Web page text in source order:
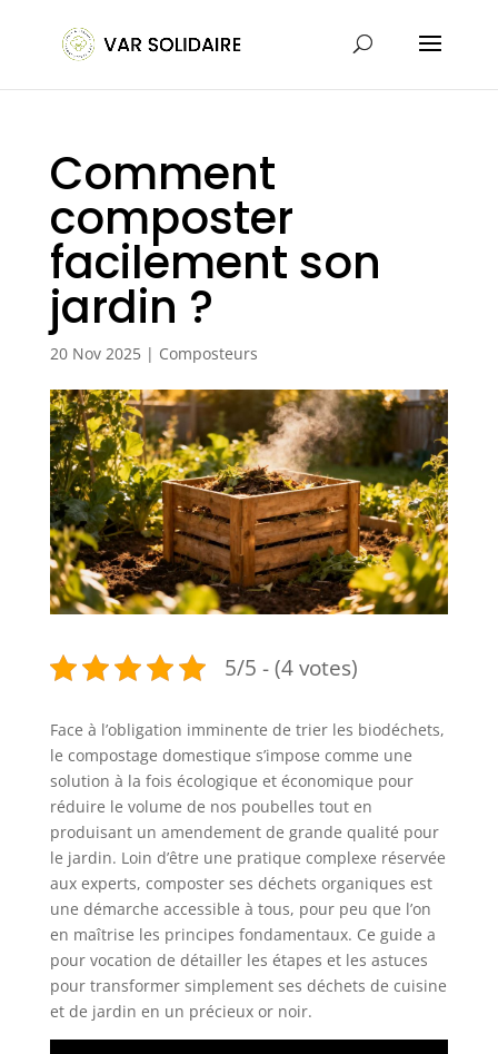
Comment
composter
facilement son
jardin ?
20 Nov 2025| Composteurs
5/5 - (4 votes)
Face à l’obligation imminente de trier les biodéchets,
le compostage domestique s’impose comme une
solution à la fois écologique et économique pour
réduire le volume de nos poubelles tout en
produisant un amendement de grande qualité pour
le jardin. Loin d’être une pratique complexe réservée
aux experts, composter ses déchets organiques est
une démarche accessible à tous, pour peu que l’on
en maîtrise les principes fondamentaux. Ce guide a
pour vocation de détailler les étapes et les astuces
pour transformer simplement ses déchets de cuisine
et de jardin en un précieux or noir.